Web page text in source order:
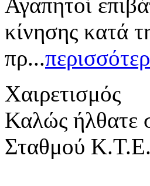
Αγαπητοί
κίνησης κατά
πρ...
Χαιρετισμός
Καλώς ήλθατε
Σταθμού